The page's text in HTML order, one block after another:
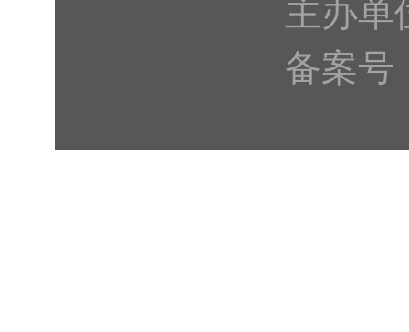
主办单
备案号